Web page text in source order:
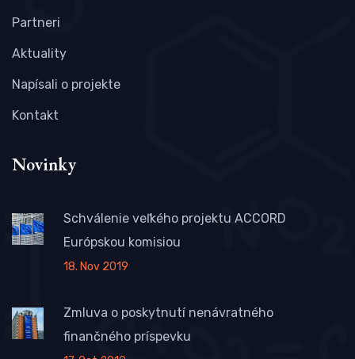
Partneri
Aktuality
Napísali o projekte
Kontakt
Novinky
Schválenie veľkého projektu ACCORD
Európskou komisiou
18. Nov 2019
Zmluva o poskytnutí nenávratného
finančného príspevku